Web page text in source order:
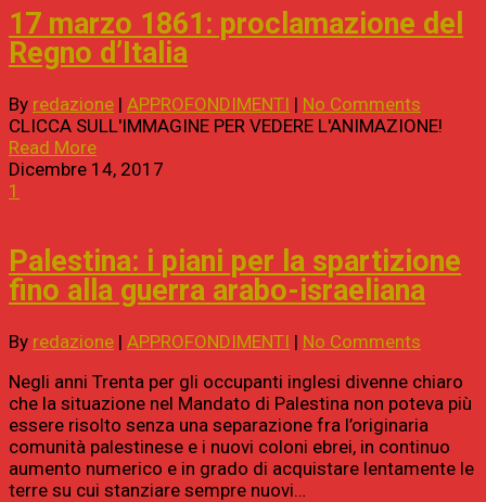
17 marzo 1861: proclamazione del
Regno d’Italia
By redazione | APPROFONDIMENTI | No Comments
CLICCA SULL'IMMAGINE PER VEDERE L'ANIMAZIONE!
Read More
Dicembre 14, 2017
1
Palestina: i piani per la spartizione
fino alla guerra arabo-israeliana
By redazione | APPROFONDIMENTI | No Comments
Negli anni Trenta per gli occupanti inglesi divenne chiaro
che la situazione nel Mandato di Palestina non poteva più
essere risolto senza una separazione fra l’originaria
comunità palestinese e i nuovi coloni ebrei, in continuo
aumento numerico e in grado di acquistare lentamente le
terre su cui stanziare sempre nuovi…